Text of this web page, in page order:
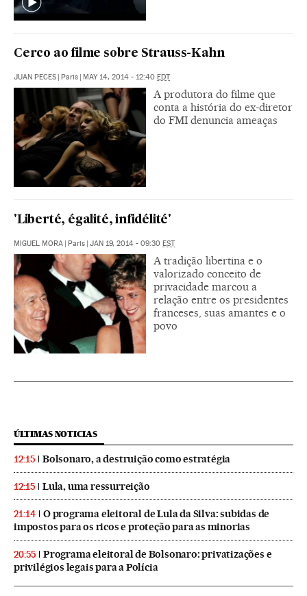
Cerco ao filme sobre Strauss-Kahn
JUAN PECES | Paris | MAY 14, 2014 - 12:40 EDT
A produtora do filme que
conta a história do ex-diretor
do FMI denuncia ameaças
'Liberté, égalité, infidélité'
MIGUEL MORA | Paris | JAN 19, 2014 - 09:30 EST
A tradição libertina e o
valorizado conceito de
privacidade marcou a
relação entre os presidentes
franceses, suas amantes e o
povo
ÚLTIMAS NOTICIAS
12:15 Bolsonaro, a destruição como estratégia
12:15 Lula, uma ressurreição
21:14
O programa eleitoral de Lula da Silva: subidas de
impostos para os ricos e proteção para as minorias
20:55
Programa eleitoral de Bolsonaro: privatizações e
privilégios legais para a Polícia